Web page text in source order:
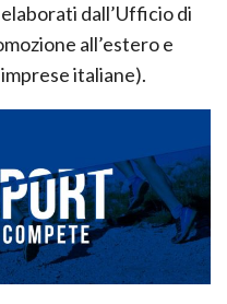
dall’Ufficio di
all’estero e
italiane).